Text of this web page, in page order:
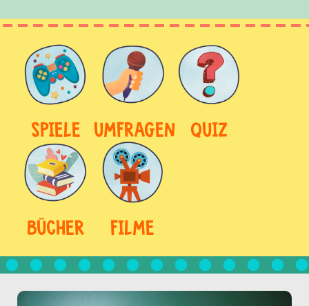
SPIELE UMFRAGEN QUIZ
BÜCHER FILME